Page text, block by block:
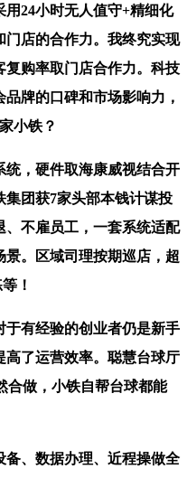
24小时无人值守+精细化
店的合作力。我终究实现
复购率取门店合作力。科技
牌的口碑和市场影响力，
小铁？
，硬件取海康威视结合开
团获7家头部本钱计谋投
、不雇员工，一套系统适配
。区域司理按期巡店，超
！
有经验的创业者仍是新手
了运营效率。聪慧台球厅
合做，小铁自帮台球都能
、数据办理、近程操做全